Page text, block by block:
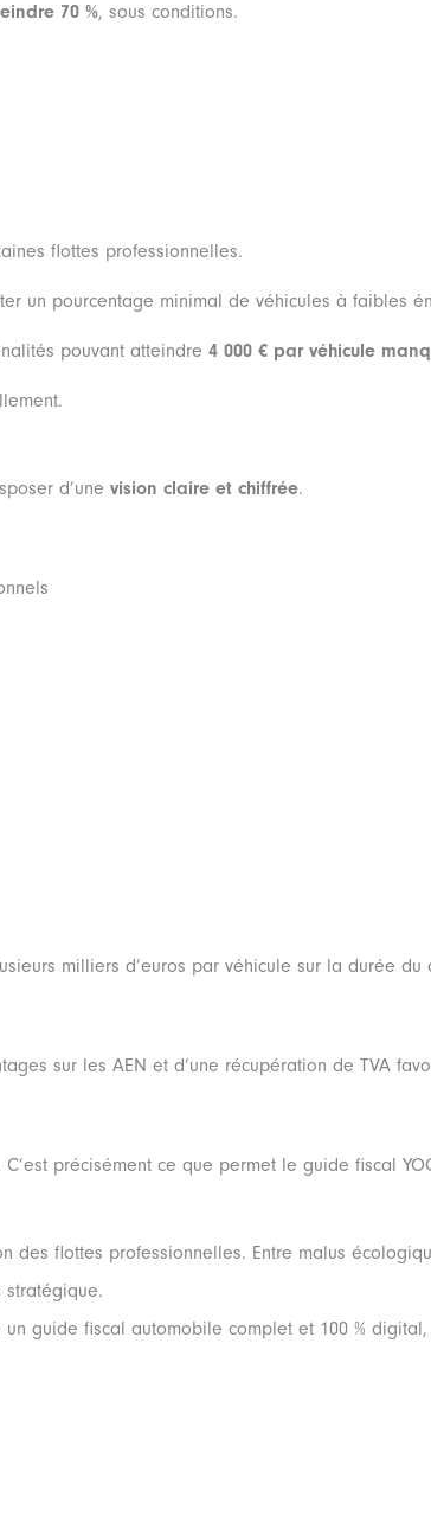
70 %, sous conditions.
flottes professionnelles.
un pourcentage minimal de véhicules à faibles
pouvant atteindre 4 000 € par véhicule
d’une vision claire et chiffrée.
milliers d’euros par véhicule sur la durée du
sur les AEN et d’une récupération de TVA
précisément ce que permet le guide fiscal
des flottes professionnelles. Entre malus
guide fiscal automobile complet et 100 %